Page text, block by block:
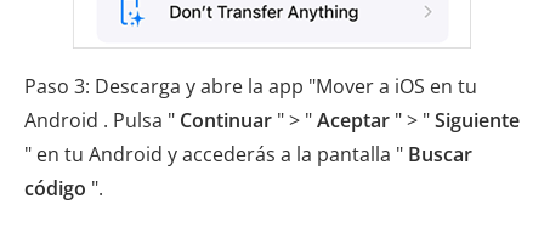
Paso 3: Descarga y abre la app "Mover a iOS en tu
Android . Pulsa " Continuar " > "Aceptar " > "Siguiente
" en tu Android y accederás a la pantalla " Buscar
código ".